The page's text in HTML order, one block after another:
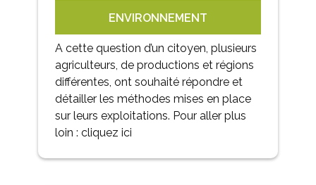
ENVIRONNEMENT
A cette question d’un citoyen, plusieurs
agriculteurs, de productions et régions
différentes, ont souhaité répondre et
détailler les méthodes mises en place
sur leurs exploitations. Pour aller plus
loin : cliquez ici